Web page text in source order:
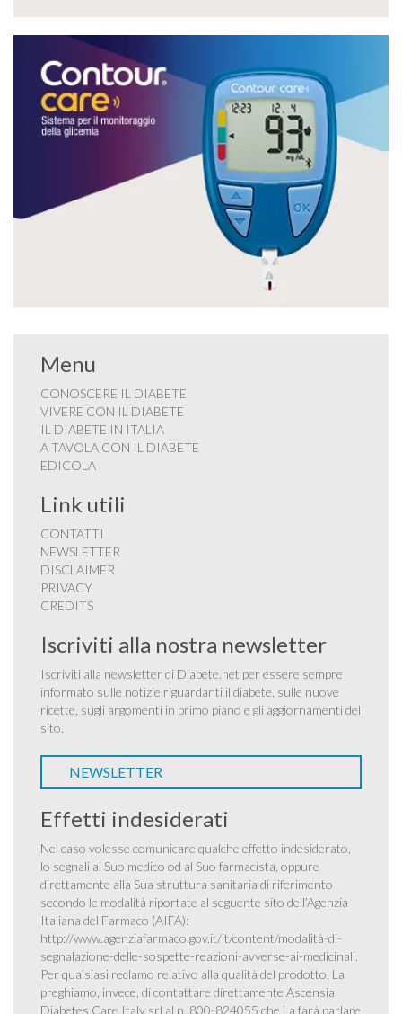
Menu
CONOSCERE IL DIABETE
VIVERE CON IL DIABETE
IL DIABETE IN ITALIA
A TAVOLA CON IL DIABETE
EDICOLA
Link utili
CONTATTI
NEWSLETTER
DISCLAIMER
PRIVACY
CREDITS
Iscriviti alla nostra newsletter
Iscriviti alla newsletter di Diabete.net per essere sempre
informato sulle notizie riguardanti il diabete, sulle nuove
ricette, sugli argomenti in primo piano e gli aggiornamenti del
sito.
NEWSLETTER
Effetti indesiderati
Nel caso volesse comunicare qualche effetto indesiderato,
lo segnali al Suo medico od al Suo farmacista, oppure
direttamente alla Sua struttura sanitaria di riferimento
secondo le modalità riportate al seguente sito dell’Agenzia
Italiana del Farmaco (AIFA):
http://www.agenziafarmaco.gov.it/it/content/modalità-di-
segnalazione-delle-sospette-reazioni-avverse-ai-medicinali.
Per qualsiasi reclamo relativo alla qualità del prodotto, La
preghiamo, invece, di contattare direttamente Ascensia
Diabetes Care Italy srl al n. 800-824055 che La farà parlare